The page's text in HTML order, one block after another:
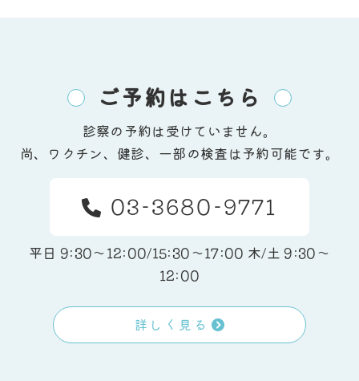
ご予約はこちら
診察の予約は受けていません。
尚、ワクチン、健診、一部の検査は予約可能です。
03-3680-9771
平日 9:30～12:00/15:30〜17:00 木/土 9:30～
12:00
詳しく見る